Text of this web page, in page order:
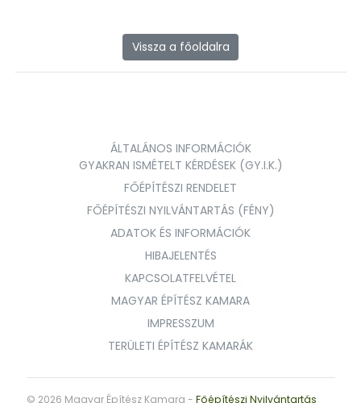
Vissza a főoldalra
ÁLTALÁNOS INFORMÁCIÓK
GYAKRAN ISMÉTELT KÉRDÉSEK (GY.I.K.)
FŐÉPÍTÉSZI RENDELET
FŐÉPÍTÉSZI NYILVÁNTARTÁS (FÉNY)
ADATOK ÉS INFORMÁCIÓK
HIBAJELENTÉS
KAPCSOLATFELVÉTEL
MAGYAR ÉPÍTÉSZ KAMARA
IMPRESSZUM
TERÜLETI ÉPÍTÉSZ KAMARÁK
© 2026 Magyar Építész Kamara - Főépítészi Nyilvántartás